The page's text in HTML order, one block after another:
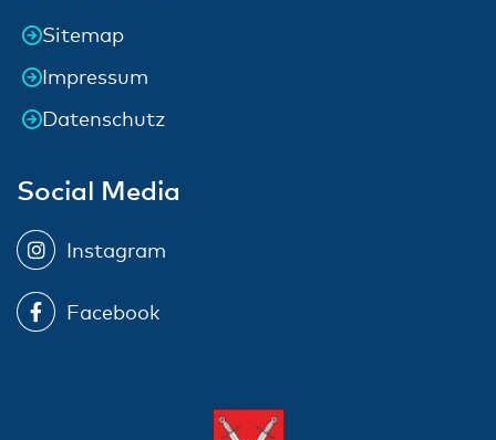
Sitemap
Impressum
Datenschutz
Social Media
Instagram
Facebook